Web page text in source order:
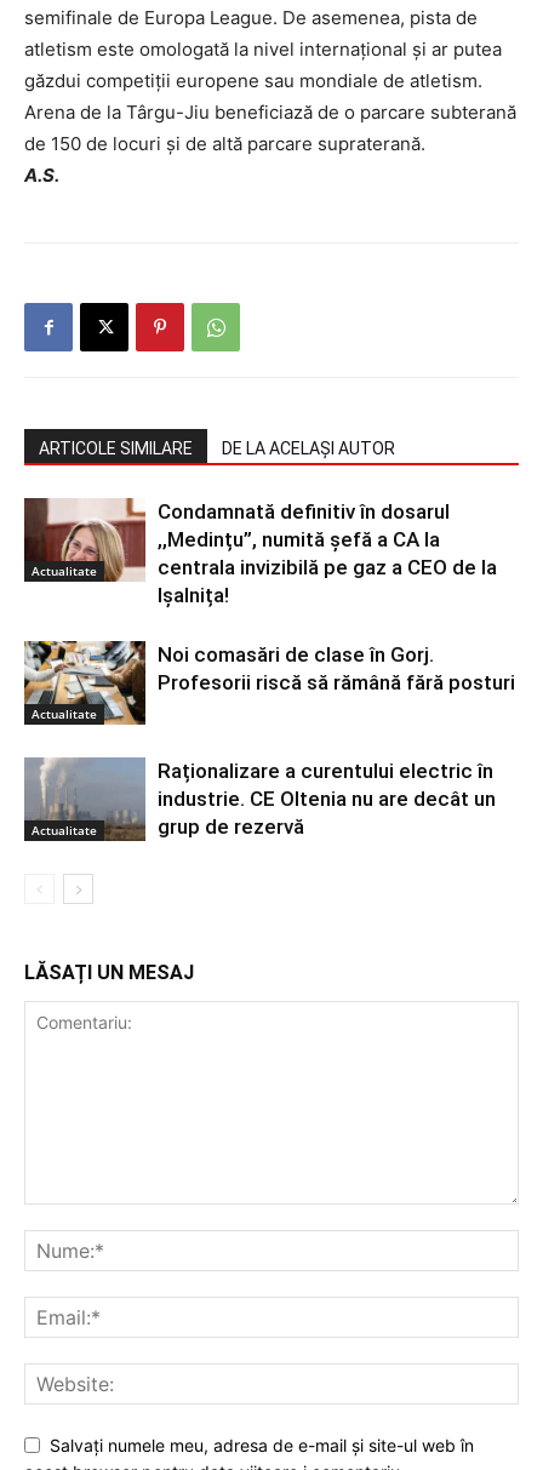
semifinale de Europa League. De asemenea, pista de
atletism este omologată la nivel internațional și ar putea
găzdui competiții europene sau mondiale de atletism.
Arena de la Târgu-Jiu beneficiază de o parcare subterană
de 150 de locuri și de altă parcare supraterană.
A.S.
ARTICOLE SIMILARE DE LA ACELAȘI AUTOR
Actualitate
Condamnată definitiv în dosarul
,,Medințu”, numită șefă a CA la
centrala invizibilă pe gaz a CEO de la
Ișalnița!
Actualitate
Noi comasări de clase în Gorj.
Profesorii riscă să rămână fără posturi
Actualitate
Raționalizare a curentului electric în
industrie. CE Oltenia nu are decât un
grup de rezervă
LĂSAȚI UN MESAJ
Salvați numele meu, adresa de e-mail și site-ul web în